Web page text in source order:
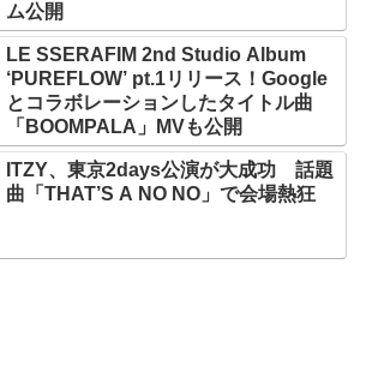
ム公開
LE SSERAFIM 2nd Studio Album
‘PUREFLOW’ pt.1リリース！Google
とコラボレーションしたタイトル曲
「BOOMPALA」MVも公開
ITZY、東京2days公演が大成功 話題
曲「THAT’S A NO NO」で会場熱狂